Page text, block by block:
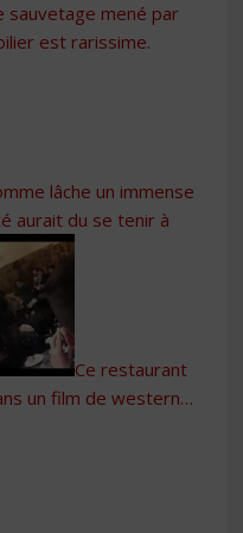
sauvetage mené par
est rarissime.
lâche un immense
aurait du se tenir à
Ce restaurant
un film de western…